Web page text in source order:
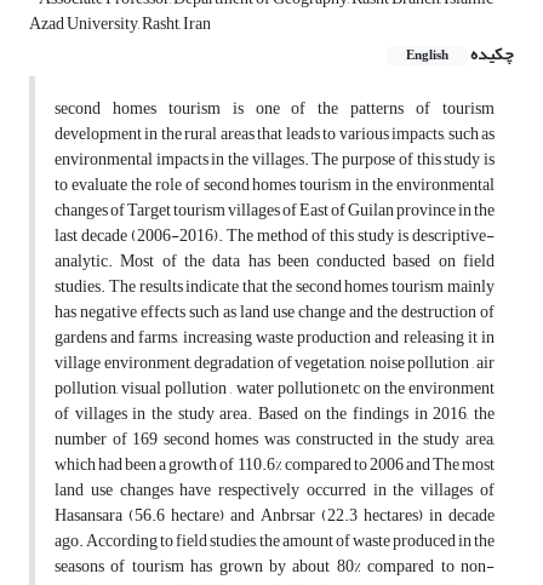
Azad University, Rasht, Iran
چکیده
English
second homes tourism is one of the patterns of tourism
development in the rural areas that leads to various impacts, such as
environmental impacts in the villages. The purpose of this study is
to evaluate the role of second homes tourism in the environmental
changes of Target tourism villages of East of Guilan province in the
last decade (2006-2016). The method of this study is descriptive-
analytic. Most of the data has been conducted based on field
studies. The results indicate that the second homes tourism mainly
has negative effects such as land use change and the destruction of
gardens and farms, increasing waste production and releasing it in
village environment, degradation of vegetation, noise pollution , air
pollution, visual pollution , water pollution,etc on the environment
of villages in the study area. Based on the findings in 2016, the
number of 169 second homes was constructed in the study area,
which had been a growth of 110.6% compared to 2006 and The most
land use changes have respectively occurred in the villages of
Hasansara (56.6 hectare) and Anbrsar (22.3 hectares) in decade
ago. According to field studies, the amount of waste produced in the
seasons of tourism has grown by about 80% compared to non-